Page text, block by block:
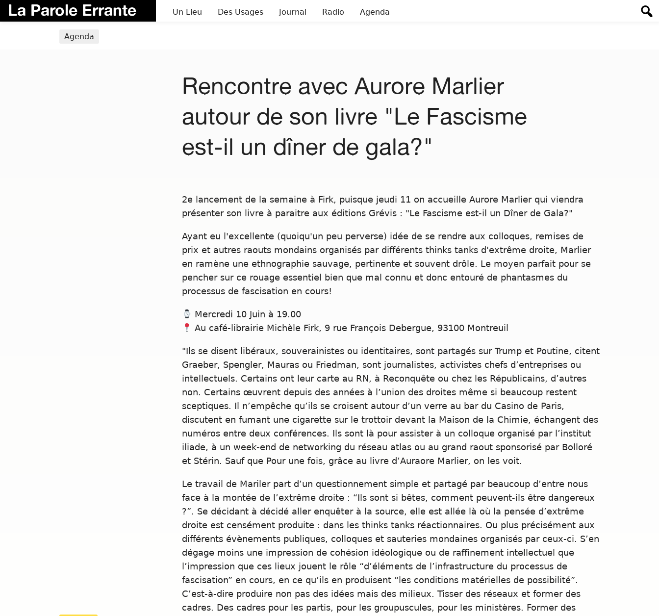
La Parole Errante Un Lieu Des Usages Journal Radio Agenda
Agenda
Rencontre avec Aurore Marlier
autour de son livre "Le Fascisme
est-il un dîner de gala?"
2e lancement de la semaine à Firk, puisque jeudi 11 on accueille Aurore Marlier qui viendra
présenter son livre à paraitre aux éditions Grévis : "Le Fascisme est-il un Dîner de Gala?"
Ayant eu l'excellente (quoiqu'un peu perverse) idée de se rendre aux colloques, remises de
prix et autres raouts mondains organisés par différents thinks tanks d'extrême droite, Marlier
en ramène une ethnographie sauvage, pertinente et souvent drôle. Le moyen parfait pour se
pencher sur ce rouage essentiel bien que mal connu et donc entouré de phantasmes du
processus de fascisation en cours!
Mercredi 10 Juin à 19.00
Au café-librairie Michèle Firk, 9 rue François Debergue, 93100 Montreuil
"Ils se disent libéraux, souverainistes ou identitaires, sont partagés sur Trump et Poutine, citent
Graeber, Spengler, Mauras ou Friedman, sont journalistes, activistes chefs d’entreprises ou
intellectuels. Certains ont leur carte au RN, à Reconquête ou chez les Républicains, d’autres
non. Certains œuvrent depuis des années à l’union des droites même si beaucoup restent
sceptiques. Il n’empêche qu’ils se croisent autour d’un verre au bar du Casino de Paris,
discutent en fumant une cigarette sur le trottoir devant la Maison de la Chimie, échangent des
numéros entre deux conférences. Ils sont là pour assister à un colloque organisé par l’institut
iliade, à un week-end de networking du réseau atlas ou au grand raout sponsorisé par Bolloré
et Stérin. Sauf que Pour une fois, grâce au livre d’Auraore Marlier, on les voit.
Le travail de Mariler part d’un questionnement simple et partagé par beaucoup d’entre nous
face à la montée de l’extrême droite : “Ils sont si bêtes, comment peuvent-ils être dangereux
?”. Se décidant à décidé aller enquêter à la source, elle est allée là où la pensée d’extrême
droite est censément produite : dans les thinks tanks réactionnaires. Ou plus précisément aux
différents évènements publiques, colloques et sauteries mondaines organisés par ceux-ci. S’en
dégage moins une impression de cohésion idéologique ou de raffinement intellectuel que
l’impression que ces lieux jouent le rôle “d’éléments de l’infrastructure du processus de
fascisation” en cours, en ce qu’ils en produisent “les conditions matérielles de possibilité”.
C’est-à-dire produire non pas des idées mais des milieux. Tisser des réseaux et former des
cadres. Des cadres pour les partis, pour les groupuscules, pour les ministères. Former des